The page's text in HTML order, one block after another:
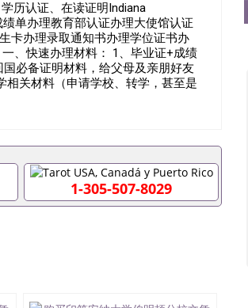
历认证、在读证明Indiana
单办理教育部认证办理大使馆认证
卡办理录取通知书办理学位证书办
、快速办理材料： 1、毕业证+成绩
必备证明材料，给父母及亲朋好友
相关材料（申请学校、转学，甚至是
假的毕业证成绩单可以办学历
在国内能用吗, 挂科拿不到毕业证怎
历认证吗,您是否因为中途辍学、挂
您是否因没正常毕业而导致
551190476找工作没有文凭怎么办,
网上买文凭可靠吗551190476哪
以办理澳洲毕业证551190476留学
QQ微信551190476办假大学毕业
1-305-507-8029